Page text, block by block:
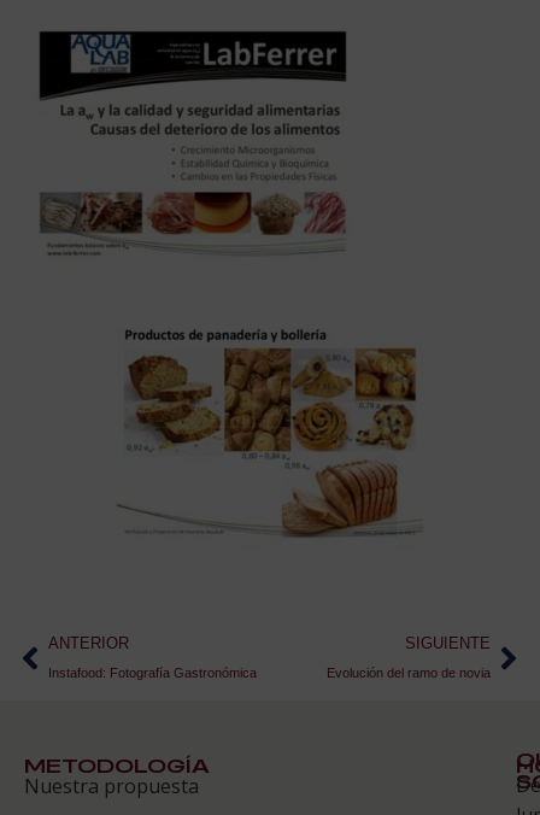
ANTERIOR
Instafood: Fotografía Gastronómica
SIGUIENTE
Evolución del ramo de novia
METODOLOGÍA
Nuestra propuesta
De